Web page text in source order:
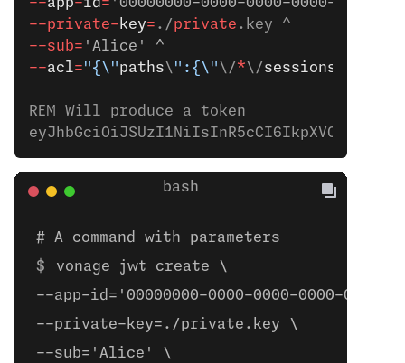
--private- key= ./private .key ^
--sub= 'Alice' ^
--acl="{\"paths\ ":{\" \/*\/sessions
REM Will produce a token
# A command with parameters
vonage jwt create \
--app-id='00000000-0000-0000-0000-
--private-key=./private.key \
--sub='Alice' \